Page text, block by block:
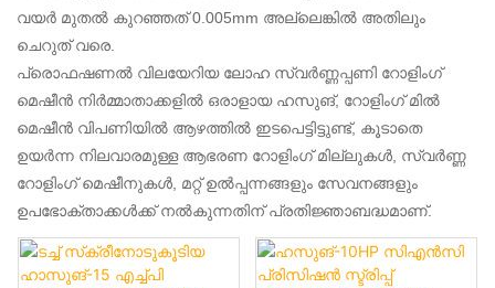
വയർ മുതൽ കുറഞ്ഞത് 0.005mm അല്ലെങ്കിൽ അതിലും
ചെറുത് വരെ.
പ്രൊഫഷണൽ വിലയേറിയ ലോഹ സ്വർണ്ണപ്പണി റോളിംഗ്
മെഷീൻ നിർമ്മാതാക്കളിൽ ഒരാളായ ഹസുങ്, റോളിംഗ് മിൽ
മെഷീൻ വിപണിയിൽ ആഴത്തിൽ ഇടപെട്ടിട്ടുണ്ട്, കൂടാതെ
ഉയർന്ന നിലവാരമുള്ള ആഭരണ റോളിംഗ് മില്ലുകൾ, സ്വർണ്ണ
റോളിംഗ് മെഷീനുകൾ, മറ്റ് ഉൽപ്പന്നങ്ങളും സേവനങ്ങളും
ഉപഭോക്താക്കൾക്ക് നൽകുന്നതിന് പ്രതിജ്ഞാബദ്ധമാണ്.